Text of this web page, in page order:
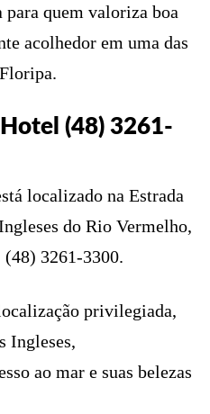
para quem valoriza boa
acolhedor em uma das
(48) 3261-
localizado na Estrada
do Rio Vermelho,
3261-3300.
privilegiada,
Ingleses,
ao mar e suas belezas